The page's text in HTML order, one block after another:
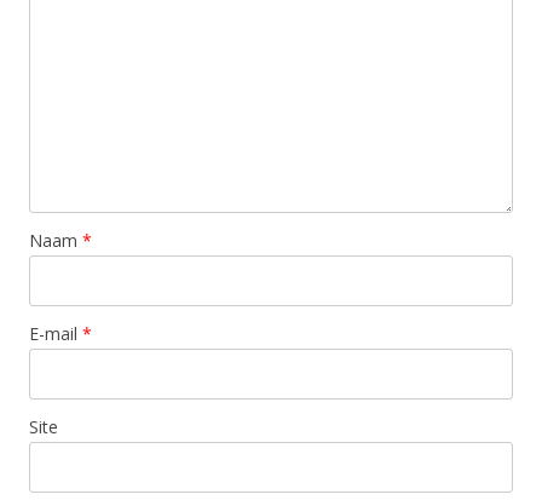
Naam *
E-mail *
Site